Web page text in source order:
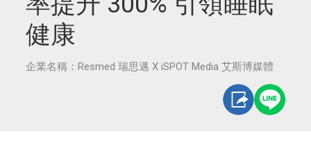
健康
企業名稱：Resmed 瑞思邁 X iSPOT Media 艾斯博媒體